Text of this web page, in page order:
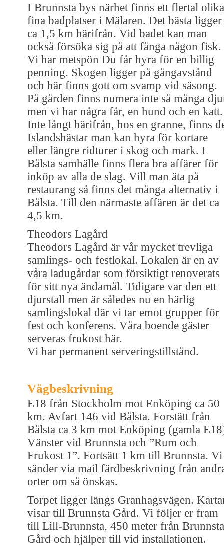
I Brunnsta bys närhet finns ett flertal olika
fina badplatser i Mälaren. Det bästa ligger
ca 1,5 km härifrån. Vid badet kan man
också försöka sig på att fånga någon fisk.
Vi har metspön Du får hyra för en billig
penning. Skogen ligger på gångavstånd
och här finns gott om svamp vid säsong.
På gården finns numera inte så många
men vi har några får, en hund och en katt.
Inte långt härifrån, hos en granne, finns
Islandshästar man kan hyra för kortare
eller längre ridturer i skog och mark. I
Bålsta samhälle finns flera bra affärer för
inköp av alla de slag. Vill man äta på
restaurang så finns det många alternativ i
Bålsta. Till den närmaste affären är det ca
4,5 km.
Theodors Lagård
Theodors Lagård är vår mycket trevliga
samlings- och festlokal. Lokalen är en av
våra ladugårdar som försiktigt renoverats
för sitt nya ändamål. Tidigare var den ett
djurstall men är således nu en härlig
samlingslokal där vi tar emot grupper för
fest och konferens. Våra boende gäster
serveras frukost här.
Vi har permanent serveringstillstånd.
Vägbeskrivning
E18 från Stockholm mot Enköping ca 50
km. Avfart 146 vid Bålsta. Forstätt från
Bålsta ca 3 km mot Enköping (gamla
Vänster vid Brunnsta och ”Rum och
Frukost 1”. Fortsätt 1 km till Brunnsta. Vi
sänder via mail färdbeskrivning från
orter om så önskas.
Torpet ligger längs Granhagsvägen.
visar till Brunnsta Gård. Vi följer er fram
till Lill-Brunnsta, 450 meter från Brunnsta
Gård och hjälper till vid installationen.